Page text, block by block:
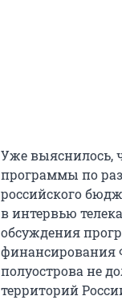
Уже выяснилось,
программы по
российского
в интервью
обсуждения
финансирования
полуострова не
территорий